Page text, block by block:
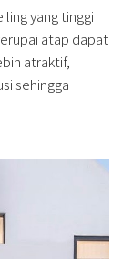
yang tinggi
atap dapat
atraktif,
sehingga